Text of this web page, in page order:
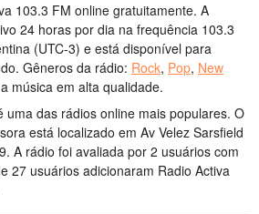
103.3 FM online gratuitamente. A
24 horas por dia na frequência 103.3
(UTC-3) e está disponível para
Gêneros da rádio: Rock, Pop, New
músicaem alta qualidade.
uma das rádios online mais populares. O
está localizado em Av Velez Sarsfield
. A rádio foi avaliada por 2 usuários com
27 usuários adicionaram Radio Activa